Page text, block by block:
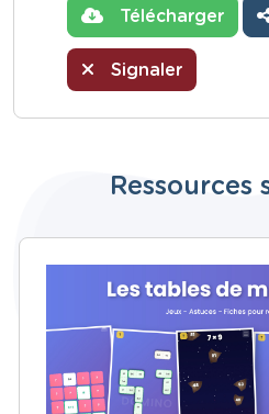
Télécharger
Signaler
Ressources